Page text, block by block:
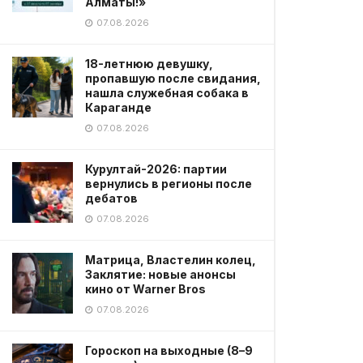
07.08.2026
18-летнюю девушку,
пропавшую после свидания,
нашла служебная собака в
Караганде
07.08.2026
Курултай-2026: партии
вернулись в регионы после
дебатов
07.08.2026
Матрица, Властелин колец,
Заклятие: новые анонсы
кино от Warner Bros
07.08.2026
Гороскоп на выходные (8–9